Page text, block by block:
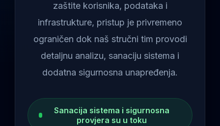
zaštite korisnika, podataka i
infrastrukture, pristup je privremeno
ograničen dok naš stručni tim provodi
detaljnu analizu, sanaciju sistema i
dodatna sigurnosna unapređenja.
Sanacija sistema i sigurnosna
provjera su u toku